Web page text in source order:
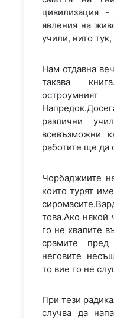
цивилизация
явления на
учили, нито тук,
Нам отдавна
такава
различни
всевъзможни
работите ще да
Чорбаджиите
които турят
това.Ако
го не хвалите
срамите пред
неговите
то вие го не
При тези
случва да